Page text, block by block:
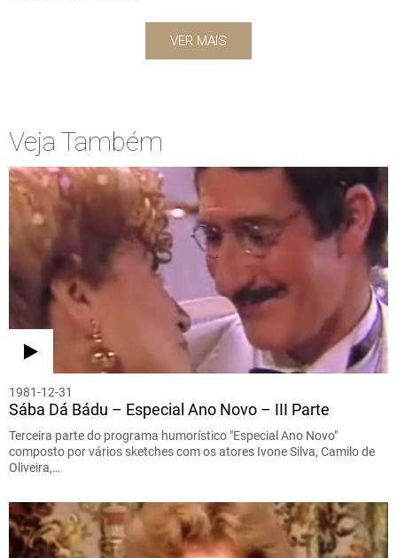
VER MAIS
Veja Também
1981-12-31
Sába Dá Bádu – Especial Ano Novo – III Parte
Terceira parte do programa humorístico "Especial Ano Novo"
composto por vários sketches com os atores Ivone Silva, Camilo de
Oliveira,…